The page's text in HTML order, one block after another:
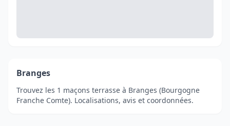
Branges
Trouvez les 1 maçons terrasse à Branges (Bourgogne
Franche Comte). Localisations, avis et coordonnées.